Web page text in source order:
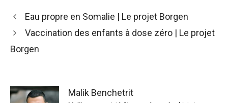
Eau propre en Somalie | Le projet Borgen
Vaccination des enfants à dose zéro | Le projet
Borgen
Malik Benchetrit